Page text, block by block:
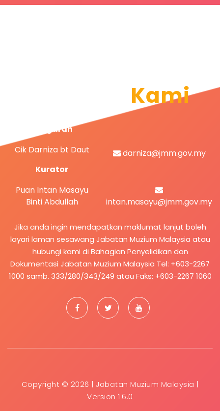
Kami
Pengarah
Cik Darniza bt Daut
darniza@jmm.gov.my
Kurator
Puan Intan Masayu
Binti Abdullah
intan.masayu@jmm.gov.my
Jika anda ingin mendapatkan maklumat lanjut boleh
layari laman sesawang Jabatan Muzium Malaysia atau
hubungi kami di Bahagian Penyelidikan dan
Dokumentasi Jabatan Muzium Malaysia Tel: +603-2267
1000 samb. 333/280/343/249 atau Faks: +603-2267 1060
Copyright © 2026 | Jabatan Muzium Malaysia |
Version 1.6.0